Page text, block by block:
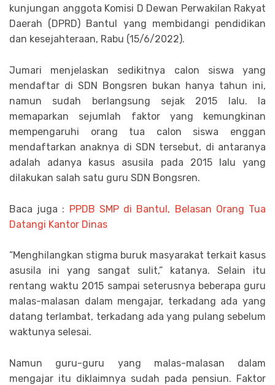
kunjungan anggota Komisi D Dewan Perwakilan Rakyat
Daerah (DPRD) Bantul yang membidangi pendidikan
dan kesejahteraan, Rabu (15/6/2022).
Jumari menjelaskan sedikitnya calon siswa yang
mendaftar di SDN Bongsren bukan hanya tahun ini,
namun sudah berlangsung sejak 2015 lalu. Ia
memaparkan sejumlah faktor yang kemungkinan
mempengaruhi orang tua calon siswa enggan
mendaftarkan anaknya di SDN tersebut, di antaranya
adalah adanya kasus asusila pada 2015 lalu yang
dilakukan salah satu guru SDN Bongsren.
Baca juga : PPDB SMP di Bantul, Belasan Orang Tua
Datangi Kantor Dinas
“Menghilangkan stigma buruk masyarakat terkait kasus
asusila ini yang sangat sulit,” katanya. Selain itu
rentang waktu 2015 sampai seterusnya beberapa guru
malas-malasan dalam mengajar, terkadang ada yang
datang terlambat, terkadang ada yang pulang sebelum
waktunya selesai.
Namun guru-guru yang malas-malasan dalam
mengajar itu diklaimnya sudah pada pensiun. Faktor